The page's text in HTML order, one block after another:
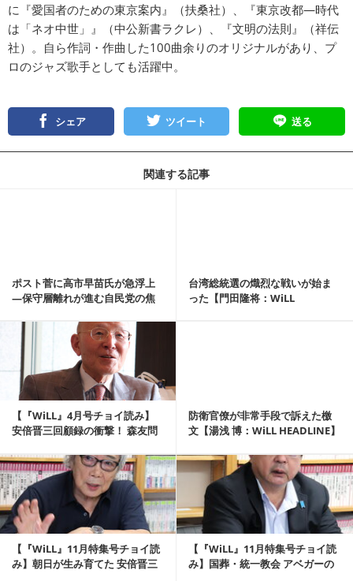
に『愛国者のための東京案内』（扶桑社）、『東京改都―時代
は「ネオ中世」』（中公新書ラクレ）、『文明の法則』（祥伝
社）。自ら作詞・作曲した100曲余りのオリジナルがあり、プ
ロのジャズ歌手としても活躍中。
シェア ツイート 送る
関連する記事
ポスト菅に高市早苗氏が急浮上
—保守層離れが進む自民党の焦
台湾総統選の熾烈な戦いが始ま
った【門田隆将：WiLL
【『WiLL』4月号チョイ読み】
安倍晋三回顧録の衝撃！ 森友問
防衛官僚が非常手段で訴えた檄
文【湯浅 博：WiLL HEADLINE】
記事を読む
【『WiLL』11月特集号チョイ読
み】朝日が生み育てた 安倍晋三
【『WiLL』11月特集号チョイ読
み】国葬・統一教会 アベガーの
記事を読む